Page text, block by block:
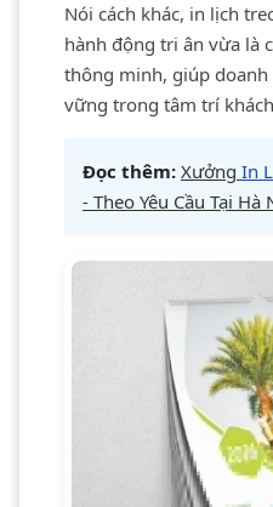
Nói cách khác, in lịch
hành động tri ân vừa là
thông minh, giúp
vững trong tâm trí
Đọc thêm: Xưởng In
- Theo Yêu Cầu Tại Hà